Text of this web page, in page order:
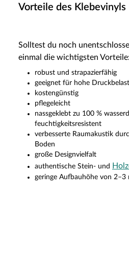
Vorteile des Klebevinyls
Solltest du noch
einmal die wichtigsten Vorteile:
robust und strapazierfähig
geeignet für hohe
kostengünstig
pflegeleicht
nassgeklebt zu 100 %
feuchtigkeitsresistent
verbesserte Raumakustik
Boden
große Designvielfalt
authentische Stein- und
geringe Aufbauhöhe von 2–3